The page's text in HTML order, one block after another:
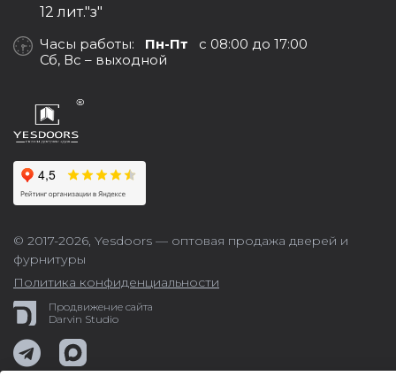
© 2017-2026, Yesdoors — оптовая продажа дверей и
фурнитуры
Политика конфиденциальности
Продвижение сайта
Darvin Studio
12 лит."з"
Часы работы: Пн-Пт с 08:00 до 17:00
Сб, Вс – выходной